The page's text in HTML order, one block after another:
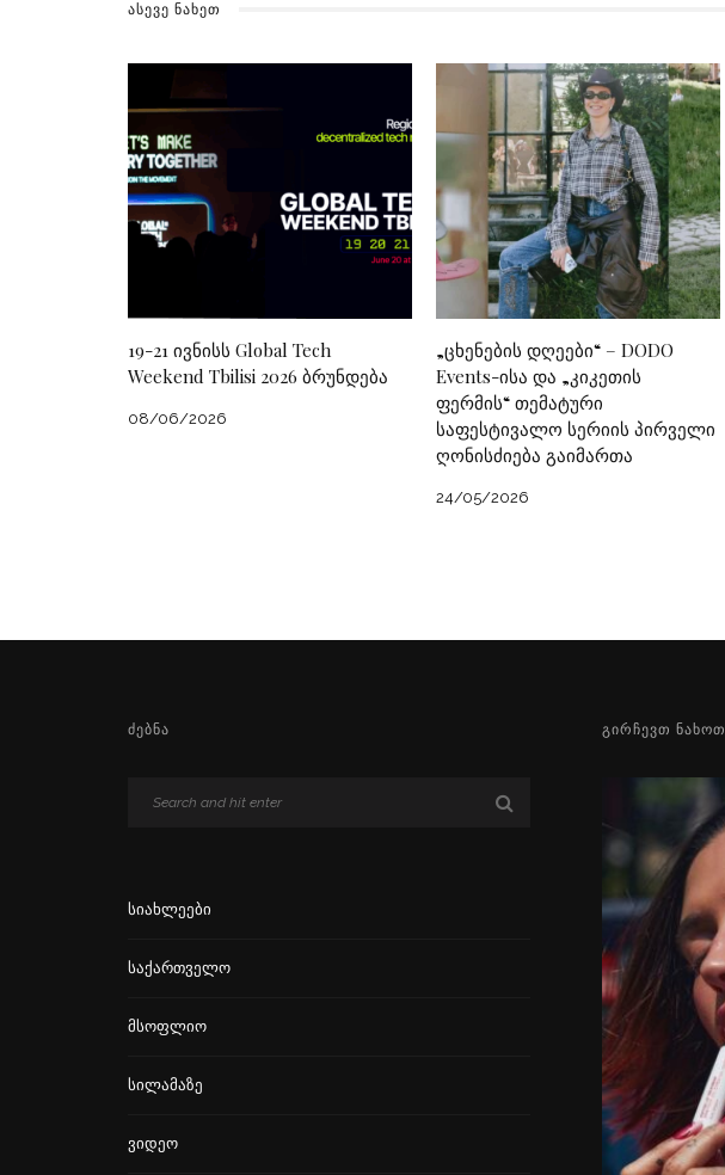
ᲐᲡᲔᲕᲔ ᲜᲐᲮᲔᲗ
19-21 ივნისს Global Tech
Weekend Tbilisi 2026 ბრუნდება
08/06/2026
„ცხენების დღეები“ – DODO
Events-ისა და „კიკეთის
ფერმის“ თემატური
საფესტივალო სერიის პირველი
ღონისძიება გაიმართა
24/05/2026
ᲫᲔᲑᲜᲐ
Სიახლეები
Საქართველო
Მსოფლიო
Სილამაზე
Ვიდეო
ᲒᲘᲠᲩᲔᲕᲗ ᲜᲐᲮᲝᲗ